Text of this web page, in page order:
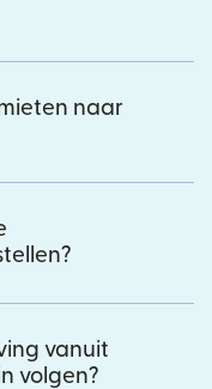
naar
vanuit
volgen?